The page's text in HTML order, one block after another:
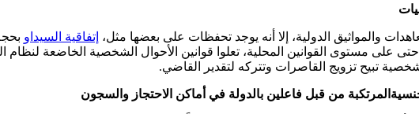
والمواثيق الدولية، إلا أنه يوجد تحفظات على بعضها مثل، إتفاقية السيداو
على مستوى القوانين المحلية، تعلوا قوانين الأحوال الشخصية الخاضعة
من قبل فاعلين بالدولة في أماكن الاحتجاز والسجون